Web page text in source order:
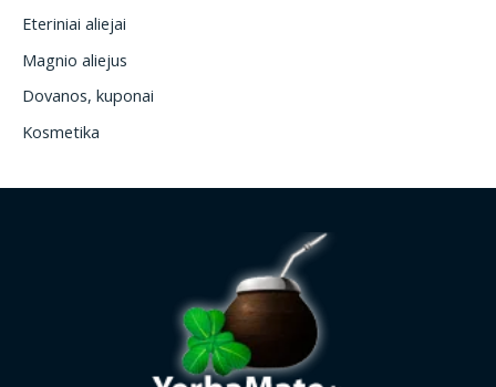
Eteriniai aliejai
Magnio aliejus
Dovanos, kuponai
Kosmetika